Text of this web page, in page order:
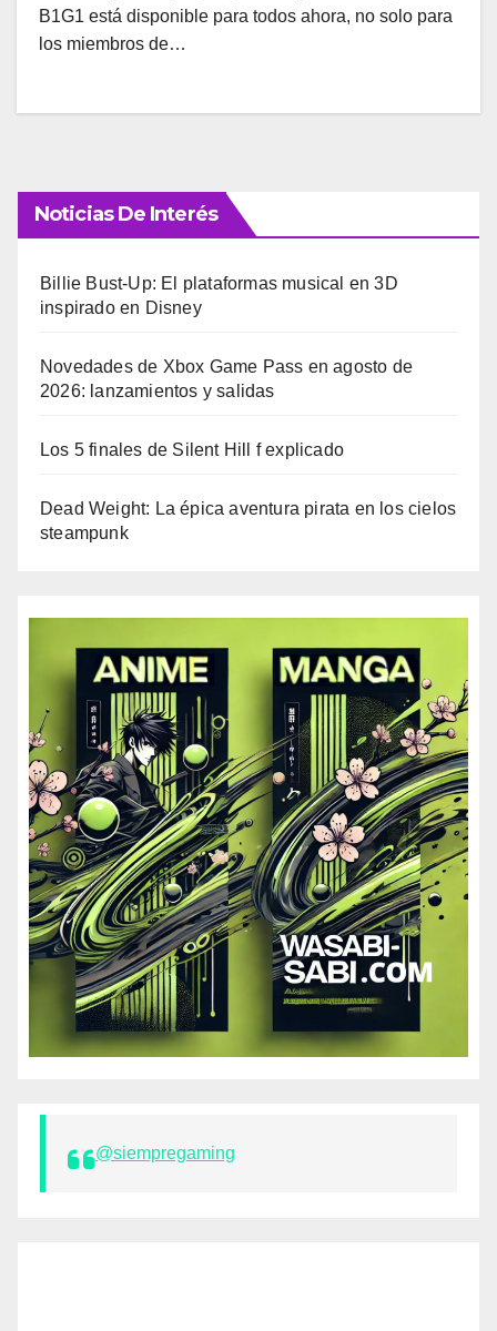
B1G1 está disponible para todos ahora, no solo para
los miembros de…
Noticias De Interés
Billie Bust-Up: El plataformas musical en 3D
inspirado en Disney
Novedades de Xbox Game Pass en agosto de
2026: lanzamientos y salidas
Los 5 finales de Silent Hill f explicado
Dead Weight: La épica aventura pirata en los cielos
steampunk
@siempregaming